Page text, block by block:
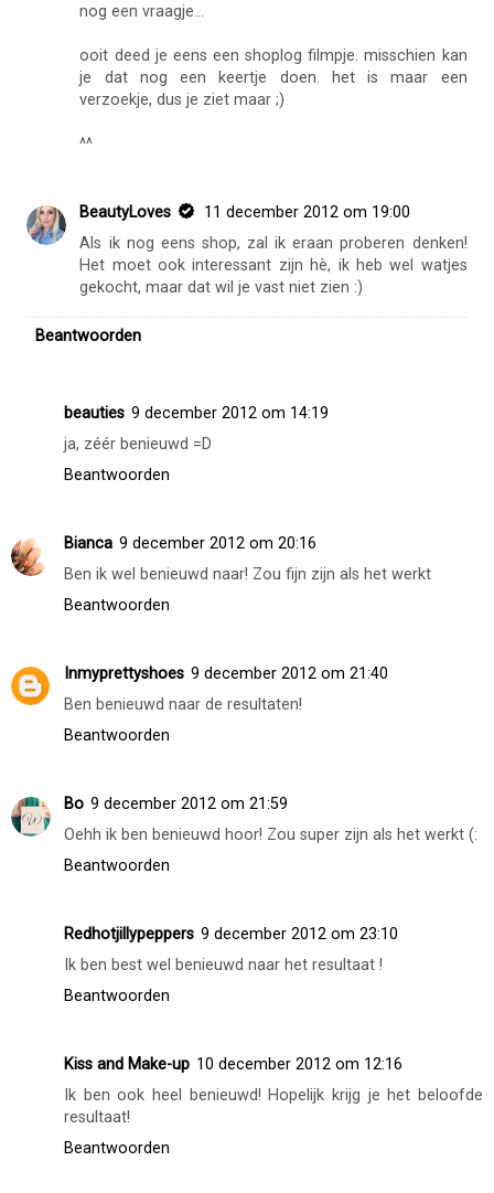
nog een vraagje...
ooit deed je eens een shoplog filmpje. misschien kan
je dat nog een keertje doen. het is maar een
verzoekje, dus je ziet maar ;)
^^
BeautyLoves
11 december 2012 om 19:00
Als ik nog eens shop, zal ik eraan proberen denken!
Het moet ook interessant zijn hè, ik heb wel watjes
gekocht, maar dat wil je vast niet zien :)
Beantwoorden
beauties 9 december 2012 om 14:19
ja, zéér benieuwd =D
Beantwoorden
Bianca 9 december 2012 om 20:16
Ben ik wel benieuwd naar! Zou fijn zijn als het werkt
Beantwoorden
Inmyprettyshoes 9 december 2012 om 21:40
Ben benieuwd naar de resultaten!
Beantwoorden
Bo 9 december 2012 om 21:59
Oehh ik ben benieuwd hoor! Zou super zijn als het werkt (:
Beantwoorden
Redhotjillypeppers 9 december 2012 om 23:10
Ik ben best wel benieuwd naar het resultaat !
Beantwoorden
Kiss and Make-up 10 december 2012 om 12:16
Ik ben ook heel benieuwd! Hopelijk krijg je het beloofde
resultaat!
Beantwoorden